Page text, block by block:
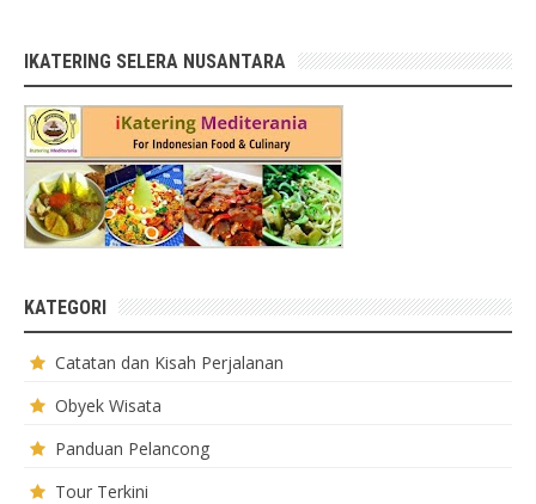
IKATERING SELERA NUSANTARA
KATEGORI
Catatan dan Kisah Perjalanan
Obyek Wisata
Panduan Pelancong
Tour Terkini